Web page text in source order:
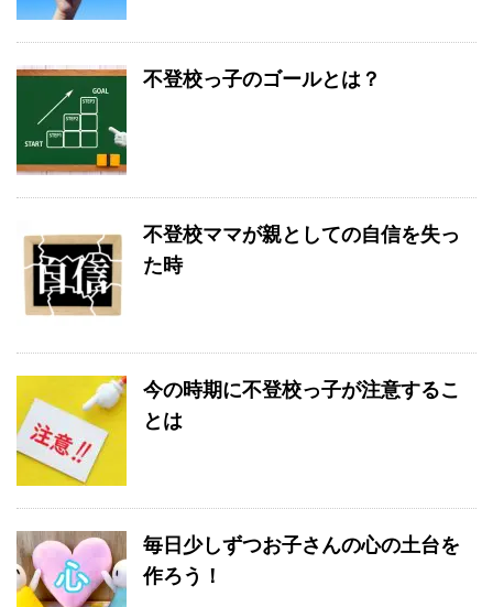
不登校っ子のゴールとは？
不登校ママが親としての自信を失っ
た時
今の時期に不登校っ子が注意するこ
とは
毎日少しずつお子さんの心の土台を
作ろう！